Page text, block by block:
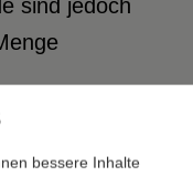
sind jedoch
bessere Inhalte